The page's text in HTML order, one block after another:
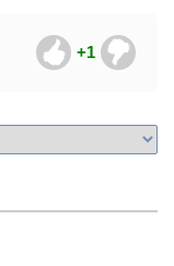
+1